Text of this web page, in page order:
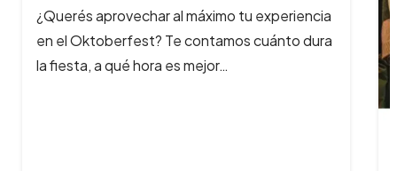
¿Querés aprovechar al máximo tu experiencia
en el Oktoberfest? Te contamos cuánto dura
la fiesta, a qué hora es mejor…